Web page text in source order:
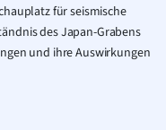
für seismische
des Japan-Grabens
und ihre Auswirkungen